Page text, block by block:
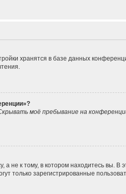
хранятся в базе данных
моё пребывание на
не к тому, в котором находитесь вы.
только зарегистрированные